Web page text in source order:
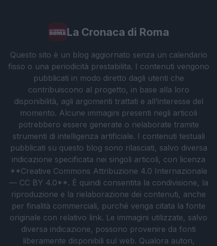
La Cronaca di Roma
Questo sito è un blog aggiornato senza un calendario
fisso o una periodicità prestabilita. I contenuti vengono
pubblicati in modo diretto dagli utenti che
contribuiscono al progetto, in base alla loro
disponibilità, agli argomenti trattati e all’interesse del
momento. Alcune immagini presenti negli articoli
potrebbero essere generate o rielaborate tramite
strumenti di intelligenza artificiale. I contenuti testuali
pubblicati su questo blog sono rilasciati, salvo diversa
indicazione specificata nei singoli articoli, con licenza
**Creative Commons Attribuzione 4.0 Internazionale
— CC BY 4.0**. È quindi consentita la condivisione, la
riproduzione e la rielaborazione dei contenuti, anche
per finalità commerciali, purché venga citata la fonte
originale con relativo link. Le immagini utilizzate, salvo
diversa indicazione, possono provenire da fonti
liberamente disponibili sul web. Qualora autori,